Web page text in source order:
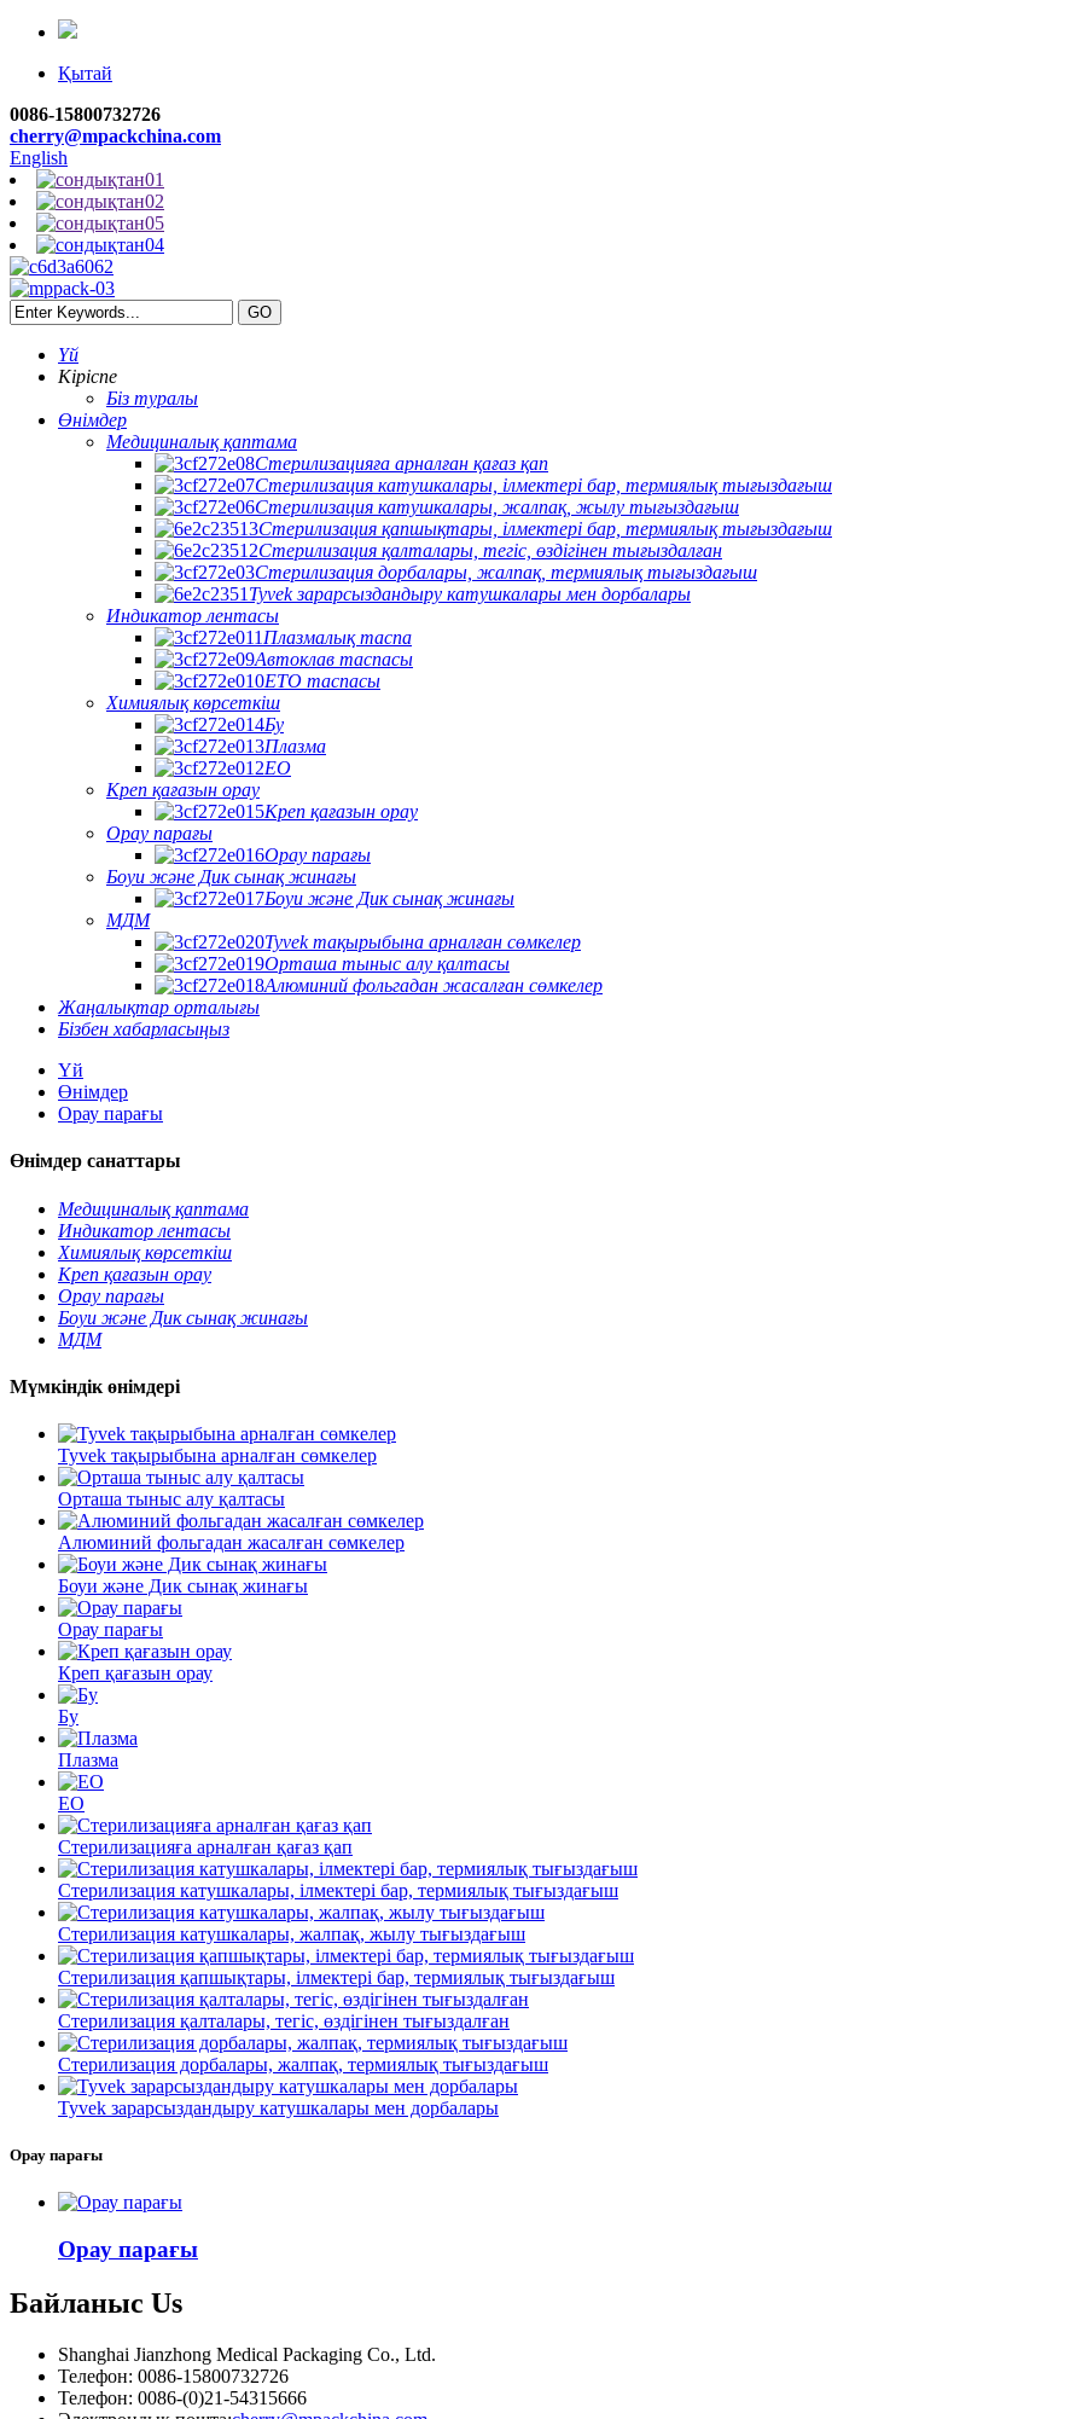
Қытай
0086-15800732726
cherry@mpackchina.com
English
Үй
Кіріспе
Біз туралы
Өнімдер
Медициналық қаптама
Стерилизацияға арналған қағаз қап
Стерилизация катушкалары, ілмектері бар, термиялық тығыздағыш
Стерилизация катушкалары, жалпақ, жылу тығыздағыш
Стерилизация қапшықтары, ілмектері бар, термиялық тығыздағыш
Стерилизация қалталары, тегіс, өздігінен тығыздалған
Стерилизация дорбалары, жалпақ, термиялық тығыздағыш
Tyvek зарарсыздандыру катушкалары мен дорбалары
Индикатор лентасы
Плазмалық таспа
Автоклав таспасы
ETO таспасы
Химиялық көрсеткіш
Бу
Плазма
EO
Креп қағазын орау
Креп қағазын орау
Орау парағы
Орау парағы
Боуи және Дик сынақ жинағы
Боуи және Дик сынақ жинағы
МДМ
Tyvek тақырыбына арналған сөмкелер
Орташа тыныс алу қалтасы
Алюминий фольгадан жасалған сөмкелер
Жаңалықтар орталығы
Бізбен хабарласыңыз
Үй
Өнімдер
Орау парағы
Өнімдер санаттары
Медициналық қаптама
Индикатор лентасы
Химиялық көрсеткіш
Креп қағазын орау
Орау парағы
Боуи және Дик сынақ жинағы
МДМ
Мүмкіндік өнімдері
Tyvek тақырыбына арналған сөмкелер
Орташа тыныс алу қалтасы
Алюминий фольгадан жасалған сөмкелер
Боуи және Дик сынақ жинағы
Орау парағы
Креп қағазын орау
Бу
Плазма
EO
Стерилизацияға арналған қағаз қап
Стерилизация катушкалары, ілмектері бар, термиялық тығыздағыш
Стерилизация катушкалары, жалпақ, жылу тығыздағыш
Стерилизация қапшықтары, ілмектері бар, термиялық тығыздағыш
Стерилизация қалталары, тегіс, өздігінен тығыздалған
Стерилизация дорбалары, жалпақ, термиялық тығыздағыш
Tyvek зарарсыздандыру катушкалары мен дорбалары
Орау парағы
Орау парағы
Байланыс Us
Shanghai Jianzhong Medical Packaging Co., Ltd.
Телефон: 0086-15800732726
Телефон: 0086-(0)21-54315666